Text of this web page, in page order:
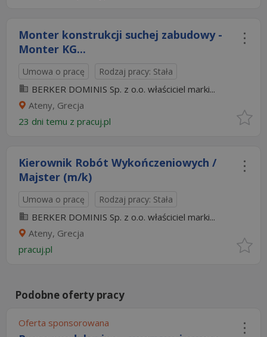
Monter konstrukcji suchej zabudowy -
Monter KG...
Umowa o pracę Rodzaj pracy: Stała
BERKER DOMINIS Sp. z o.o. właściciel marki...
Ateny, Grecja
23 dni temu z pracuj.pl
Kierownik Robót Wykończeniowych /
Majster (m/k)
Umowa o pracę Rodzaj pracy: Stała
BERKER DOMINIS Sp. z o.o. właściciel marki...
Ateny, Grecja
pracuj.pl
Podobne oferty pracy
Oferta sponsorowana